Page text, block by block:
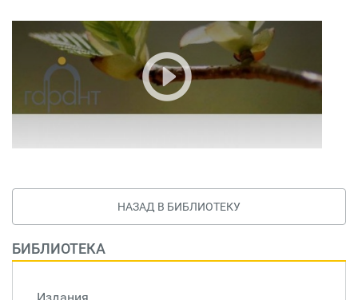
НАЗАД В БИБЛИОТЕКУ
БИБЛИОТЕКА